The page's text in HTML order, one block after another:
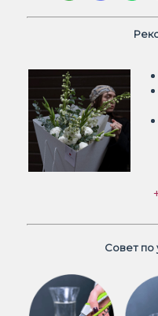
Совет по